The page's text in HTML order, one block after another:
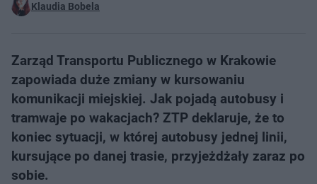
Klaudia Bobela
Zarząd Transportu Publicznego w Krakowie
zapowiada duże zmiany w kursowaniu
komunikacji miejskiej. Jak pojadą autobusy i
tramwaje po wakacjach? ZTP deklaruje, że to
koniec sytuacji, w której autobusy jednej linii,
kursujące po danej trasie, przyjeżdżały zaraz po
sobie.